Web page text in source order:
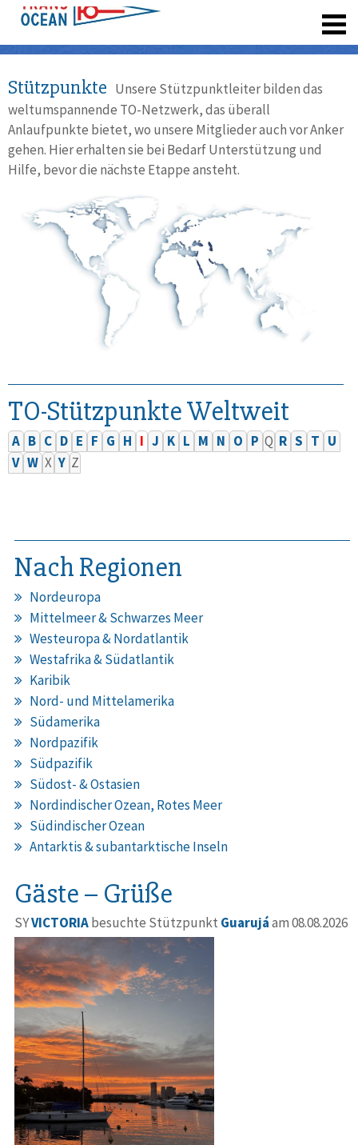
Stützpunkte Unsere Stützpunktleiter bilden das
weltumspannende TO-Netzwerk, das überall
Anlaufpunkte bietet, wo unsere Mitglieder auch vor Anker
gehen. Hier erhalten sie bei Bedarf Unterstützung und
Hilfe, bevor die nächste Etappe ansteht.
TO-Stützpunkte Weltweit
A B C D E F G H I J K L M N O P Q R S T U
V W X Y Z
Nach Regionen
Nordeuropa
Mittelmeer & Schwarzes Meer
Westeuropa & Nordatlantik
Westafrika & Südatlantik
Karibik
Nord- und Mittelamerika
Südamerika
Nordpazifik
Südpazifik
Südost- & Ostasien
Nordindischer Ozean, Rotes Meer
Südindischer Ozean
Antarktis & subantarktische Inseln
Gäste – Grüße
SYVICTORIAbesuchte Stützpunkt Guarujáam 08.08.2026